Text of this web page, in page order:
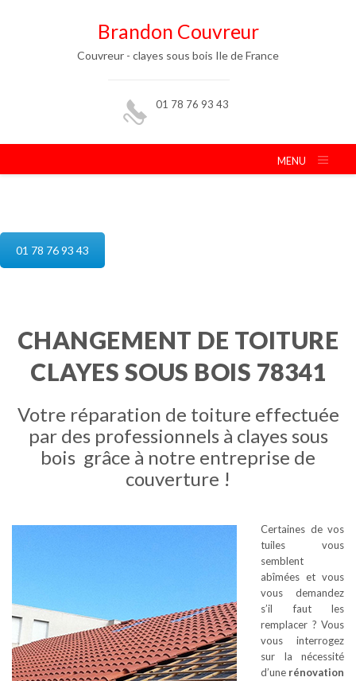
Brandon Couvreur
Couvreur - clayes sous bois Ile de France
01 78 76 93 43
MENU
01 78 76 93 43
CHANGEMENT DE TOITURE
CLAYES SOUS BOIS 78341
Votre réparation de toiture effectuée
par des professionnels à clayes sous
bois grâce à notre entreprise de
couverture !
Certaines de vos
tuiles vous
semblent
abîmées et vous
vous demandez
s’il faut les
remplacer ? Vous
vous interrogez
sur la nécessité
d’une rénovation